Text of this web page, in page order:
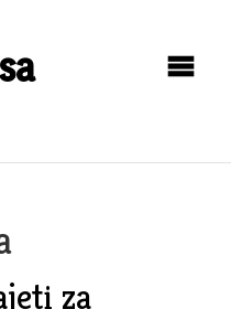
za